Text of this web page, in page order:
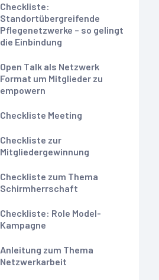
Checkliste:
Standortübergreifende
Pflegenetzwerke – so gelingt
die Einbindung
Open Talk als Netzwerk
Format um Mitglieder zu
empowern
Checkliste Meeting
Checkliste zur
Mitgliedergewinnung
Checkliste zum Thema
Schirmherrschaft
Checkliste: Role Model-
Kampagne
Anleitung zum Thema
Netzwerkarbeit